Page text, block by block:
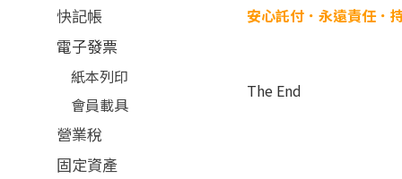
快記帳
電子發票
紙本列印
會員載具
營業稅
固定資產
安心託付．永遠責任．
The End